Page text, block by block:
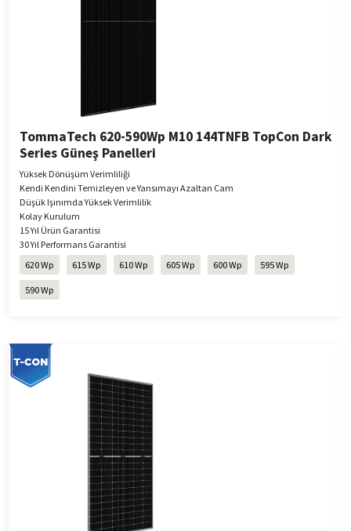
TommaTech 620-590Wp M10 144TNFB TopCon Dark
Series Güneş Panelleri
Yüksek Dönüşüm Verimliliği
Kendi Kendini Temizleyen ve Yansımayı Azaltan Cam
Düşük Işınımda Yüksek Verimlilik
Kolay Kurulum
15 Yıl Ürün Garantisi
30 Yıl Performans Garantisi
620 Wp
615 Wp 610 Wp 605 Wp 600 Wp 595 Wp
590 Wp